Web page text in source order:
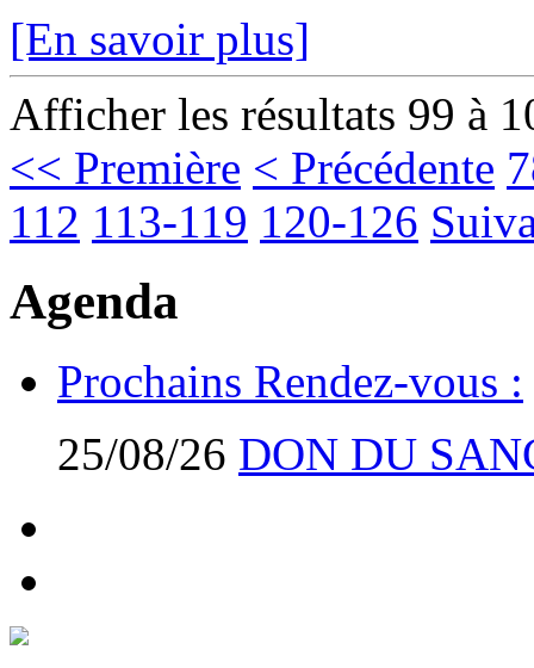
[En savoir plus]
Afficher les résultats 99 à
<< Première < Précédente
112 113-119 120-126
Agenda
Prochains Rendez-vous :
25/08/26 DON DU